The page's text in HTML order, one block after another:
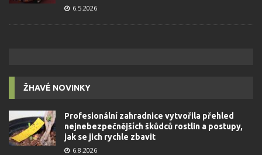
6.5.2026
ŽHAVÉ NOVINKY
Profesionální zahradnice vytvořila přehled
nejnebezpečnějších škůdců rostlin a postupy,
jak se jich rychle zbavit
6.8.2026